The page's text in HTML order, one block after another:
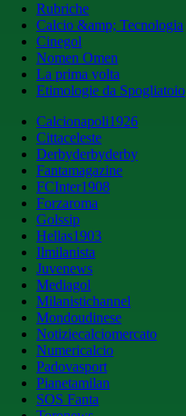
Rubriche
Calcio &amp; Tecnologia
Cinegol
Nomen Omen
La prima volta
Etimologie da Spogliatoio
Calcionapoli1926
Cittaceleste
Derbyderbyderby
Fantamagazine
FCInter1908
Forzaroma
Golssip
Hellas1903
Ilmilanista
Juvenews
Mediagol
Milanistichannel
Mondoudinese
Notiziecalciomercato
Numericalcio
Padovasport
Pianetamilan
SOS Fanta